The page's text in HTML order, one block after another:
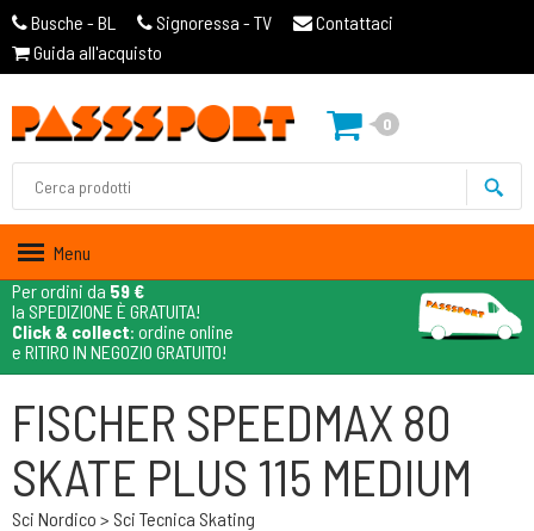
Busche - BL Signoressa - TV
Contattaci
Guida all'acquisto
0
Menu
Per ordini da 59 €
la SPEDIZIONE È GRATUITA!
Click & collect: ordine online
e RITIRO IN NEGOZIO GRATUITO!
FISCHER SPEEDMAX 80
SKATE PLUS 115 MEDIUM
Sci Nordico > Sci Tecnica Skating